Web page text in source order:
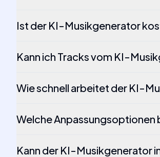
Ist der KI-Musikgenerator
Kann ich Tracks vom KI-
Wie schnell arbeitet der KI-
Welche
Kann der KI-Musikgenerator